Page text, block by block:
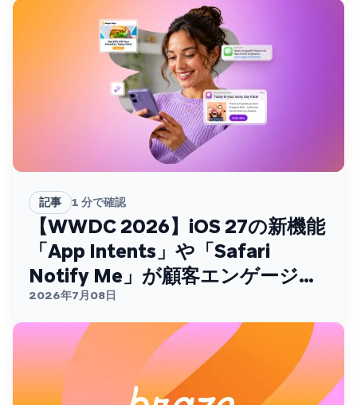
記事 1 分で確認
【WWDC 2026】iOS 27の新機能
「App Intents」や「Safari
Notify Me」が顧客エンゲージメ
ントを変える
2026年7月08日